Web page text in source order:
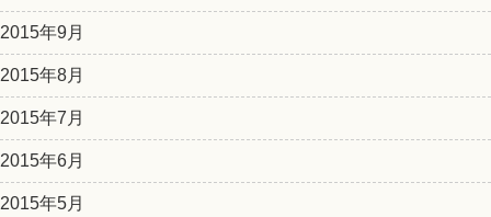
2015年9月
2015年8月
2015年7月
2015年6月
2015年5月